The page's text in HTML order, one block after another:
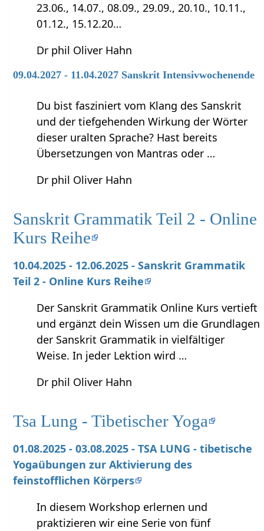
23.06., 14.07., 08.09., 29.09., 20.10., 10.11.,
01.12., 15.12.20…
Dr phil Oliver Hahn
09.04.2027 - 11.04.2027 Sanskrit Intensivwochenende
Du bist fasziniert vom Klang des Sanskrit
und der tiefgehenden Wirkung der Wörter
dieser uralten Sprache? Hast bereits
Übersetzungen von Mantras oder …
Dr phil Oliver Hahn
Sanskrit Grammatik Teil 2 - Online
Kurs Reihe
10.04.2025 - 12.06.2025 - Sanskrit Grammatik
Teil 2 - Online Kurs Reihe
Der Sanskrit Grammatik Online Kurs vertieft
und ergänzt dein Wissen um die Grundlagen
der Sanskrit Grammatik in vielfältiger
Weise. In jeder Lektion wird …
Dr phil Oliver Hahn
Tsa Lung - Tibetischer Yoga
01.08.2025 - 03.08.2025 - TSA LUNG - tibetische
Yogaübungen zur Aktivierung des
feinstofflichen Körpers
In diesem Workshop erlernen und
praktizieren wir eine Serie von fünf